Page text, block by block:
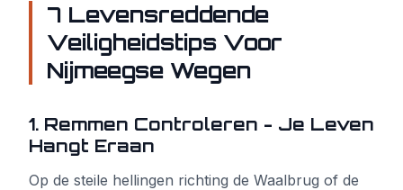
7 Levensreddende
Veiligheidstips Voor
Nijmeegse Wegen
1. Remmen Controleren - Je Leven
Hangt Eraan
Op de steile hellingen richting de Waalbrug of de